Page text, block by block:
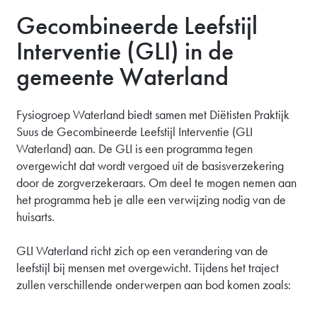
Gecombineerde Leefstijl
Interventie (GLI) in de
gemeente Waterland
Fysiogroep Waterland biedt samen met Diëtisten Praktijk
Suus de Gecombineerde Leefstijl Interventie (GLI
Waterland) aan. De GLI is een programma tegen
overgewicht dat wordt vergoed uit de basisverzekering
door de zorgverzekeraars. Om deel te mogen nemen aan
het programma heb je alle een verwijzing nodig van de
huisarts.
GLI Waterland richt zich op een verandering van de
leefstijl bij mensen met overgewicht. Tijdens het traject
zullen verschillende onderwerpen aan bod komen zoals: